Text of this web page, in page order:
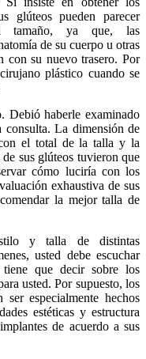
glúteos pueden parecer
tamaño, ya que, las
de su cuerpo u otras
con su nuevo trasero. Por
plástico cuando se
Debió haberle examinado
consulta. La dimensión de
el total de la talla y la
sus glúteos tuvieron que
cómo luciría con los
exhaustiva de sus
la mejor talla de
y talla de distintas
usted debe escuchar
que decir sobre los
usted. Por supuesto, los
especialmente hechos
estéticas y estructura
de acuerdo a sus